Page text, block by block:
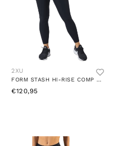
2XU
FORM STASH HI-RISE COMP TIGHT BLACK/BLACK
€120,95